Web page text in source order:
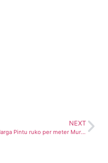
NEXT
Harga Pintu ruko per meter Murah bandung